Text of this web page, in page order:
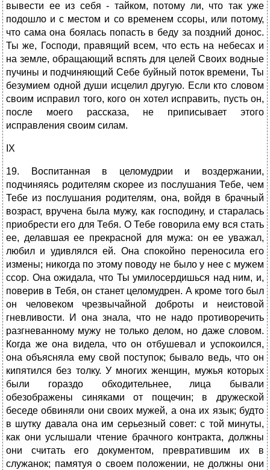
вывести ее из себя - тайком, потому ли, что так уже
подошло и с местом и со временем ссоры, или потому,
что сама она боялась попасть в беду за поздний донос.
Ты же, Господи, правящий всем, что есть на небесах и
на земле, обращающий вспять для целей Своих водные
пучины и подчиняющий Себе буйный поток времени, Ты
безумием одной души исцелил другую. Если кто словом
своим исправил того, кого он хотел исправить, пусть он,
после моего рассказа, не приписывает этого
исправления своим силам.
IX
19. Воспитанная в целомудрии и воздержании,
подчиняясь родителям скорее из послушания Тебе, чем
Тебе из послушания родителям, она, войдя в брачный
возраст, вручена была мужу, как господину, и старалась
приобрести его для Тебя. О Тебе говорила ему вся стать
ее, делавшая ее прекрасной для мужа: он ее уважал,
любил и удивлялся ей. Она спокойно переносила его
измены; никогда по этому поводу не было у нее с мужем
ссор. Она ожидала, что Ты умилосердишься над ним, и,
поверив в Тебя, он станет целомудрен. А кроме того был
он человеком чрезвычайной доброты и неистовой
гневливости. И она знала, что не надо противоречить
разгневанному мужу не только делом, но даже словом.
Когда же она видела, что он отбушевал и успокоился,
она объясняла ему свой поступок; бывало ведь, что он
кипятился без толку. У многих женщин, мужья которых
были гораздо обходительнее, лица бывали
обезображены синяками от пощечин; в дружеской
беседе обвиняли они своих мужей, а она их язык; будто
в шутку давала она им серьезный совет: с той минуты,
как они услышали чтение брачного контракта, должны
они считать его документом, превратившим их в
служанок; памятуя о своем положении, не должны они